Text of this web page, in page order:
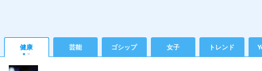
健康 芸能 ゴシップ 女子 トレンド